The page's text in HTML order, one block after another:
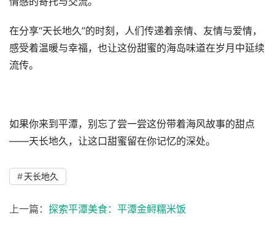
在分享“天长地久”的时刻，人们传递着亲情、友情与爱情，
感受着温暖与幸福，也让这份甜蜜的海岛味道在岁月中延续
流传。
如果你来到平潭，别忘了尝一尝这份带着海风故事的甜点
——天长地久，让这口甜蜜留在你记忆的深处。
天长地久
上一篇： 探索平潭美食：平潭金鲟糯米饭